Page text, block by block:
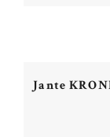
Jante